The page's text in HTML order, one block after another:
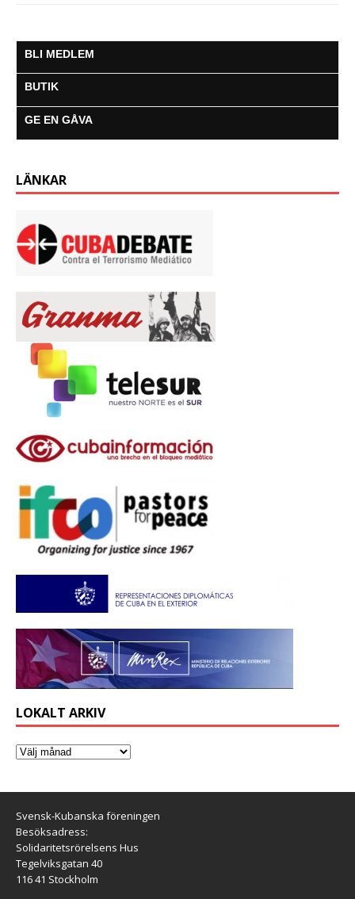
BLI MEDLEM
BUTIK
GE EN GÅVA
LÄNKAR
LOKALT ARKIV
Svensk-Kubanska föreningen
Besöksadress:
Solidaritetsrörelsens Hus
Tegelviksgatan 40
116 41 Stockholm